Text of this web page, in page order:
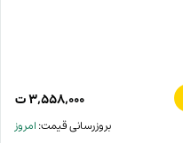
۳,۵۵۸,۰۰۰ت
بروزرسانی قیمت:امروز